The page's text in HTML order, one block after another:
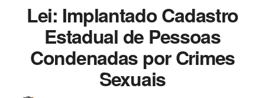
Lei: Implantado Cadastro
Estadual de Pessoas
Condenadas por Crimes
Sexuais